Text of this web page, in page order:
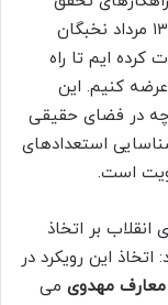
منویات رهبری در عرصه تبلیغ مهدویت ۱۲ و ۱۳ مرداد نخبگان
کرده ایم تا راه
کنیم. این
چه در فضای حقیقی
استعدادهای
است.
بر اتخاذ
این رویکرد در
معارف مهدوی می